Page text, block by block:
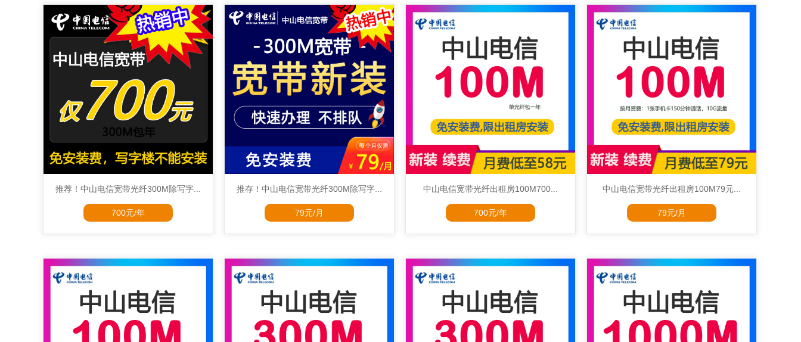
推荐！中山电信宽带光纤300M除写字...
700元/年
推存！中山电信宽带光纤300M除写字...
79元/月
中山电信宽带光纤出租房100M700...
700元/年
中山电信宽带光纤出租房100M79元...
79元/月